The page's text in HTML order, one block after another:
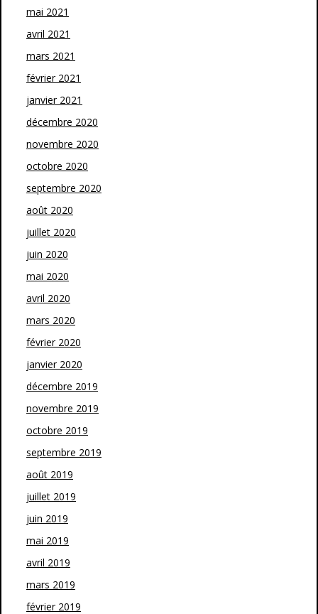
mai 2021
avril 2021
mars 2021
février 2021
janvier 2021
décembre 2020
novembre 2020
octobre 2020
septembre 2020
août 2020
juillet 2020
juin 2020
mai 2020
avril 2020
mars 2020
février 2020
janvier 2020
décembre 2019
novembre 2019
octobre 2019
septembre 2019
août 2019
juillet 2019
juin 2019
mai 2019
avril 2019
mars 2019
février 2019